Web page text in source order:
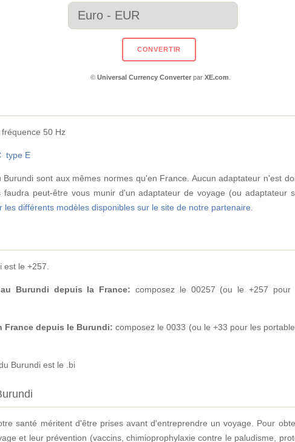
© Universal Currency Converterpar XE.com
50 Hz
type E
sont aux mêmes normes qu'en France. Aucun adaptateur n'est
peut-être vous munir d'un adaptateur de voyage (ou adaptateur
les différents modèles disponibles sur le site de notre partenaire.
est le +257.
Burundi depuis la France: composez le 00257 (ou le +257
France depuis le Burundi: composez le 0033 (ou le +33 pour les
Burundi est le .bi
santé méritent d'être prises avant d'entreprendre un voyage. Pour
et leur prévention (vaccins, chimioprophylaxie contre le paludisme,